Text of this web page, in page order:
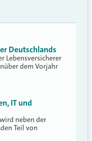
Deutschlands
Lebensversicherer
dem Vorjahr
IT und
neben der
Teil von